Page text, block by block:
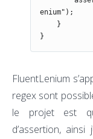
enium");
}
FluentLenium
regex sont
le projet est
d’assertion,